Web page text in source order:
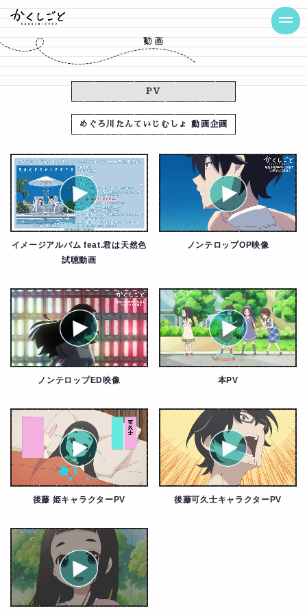
PV
めぐろ川たんていじむしょ 動画企画
イメージアルバム feat.君は天然色
試聴動画
ノンテロップOP映像
ノンテロップED映像 本PV
後藤 姫キャラクターPV 後藤可久士キャラクターPV